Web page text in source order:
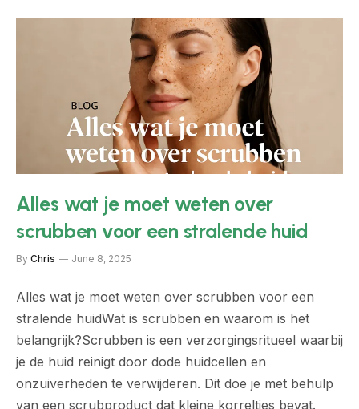
Alles wat je moet weten over
scrubben voor een stralende huid
By Chris June 8, 2025
Alles wat je moet weten over scrubben voor een
stralende huidWat is scrubben en waarom is het
belangrijk?Scrubben is een verzorgingsritueel waarbij
je de huid reinigt door dode huidcellen en
onzuiverheden te verwijderen. Dit doe je met behulp
van een scrubproduct dat kleine korreltjes bevat.